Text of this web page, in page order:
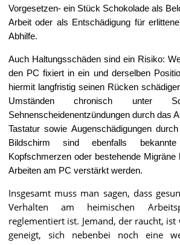
Vorgesetzen- ein Stück Schokolade als
Arbeit oder als Entschädigung für
Abhilfe.
Auch Haltungsschäden sind ein Risiko:
den PC fixiert in ein und derselben
hiermit langfristig seinen Rücken
Umständen chronisch unter
Sehnenscheidenentzündungen durch das
Tastatur sowie Augenschädigungen
Bildschirm sind ebenfalls
Kopfschmerzen oder bestehende Migräne
Arbeiten am PC verstärkt werden.
Insgesamt muss man sagen, dass
Verhalten am heimischen
reglementiert ist. Jemand, der raucht,
geneigt, sich nebenbei noch eine